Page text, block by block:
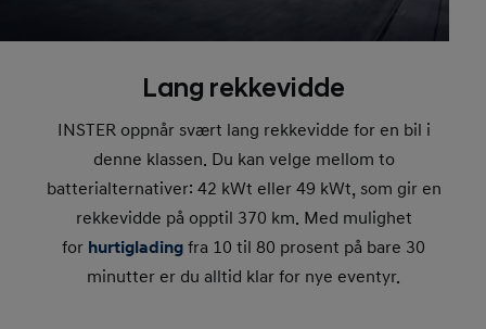
Lang rekkevidde
INSTER oppnår svært lang rekkevidde for en bil i
denne klassen. Du kan velge mellom to
batterialternativer: 42 kWt eller 49 kWt, som gir en
rekkevidde på opptil 370 km. Med mulighet
for hurtiglading fra 10 til 80 prosent på bare 30
minutter er du alltid klar for nye eventyr.